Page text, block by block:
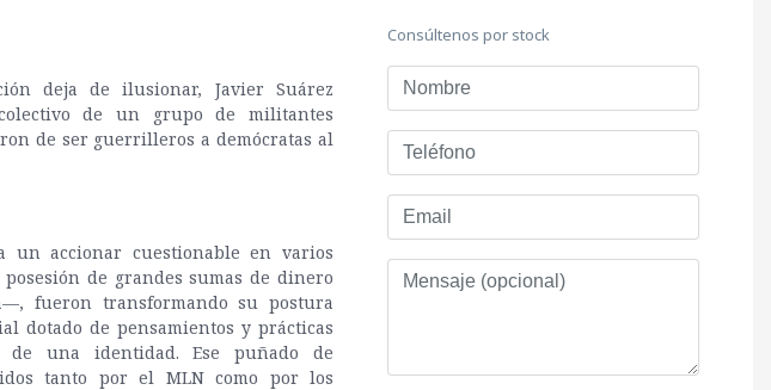
deja de ilusionar, Javier Suárez
de un grupo de militantes
de ser guerrilleros a demócratas al
un accionar cuestionable en varios
de grandes sumas de dinero
fueron transformando su postura
dotado de pensamientos y prácticas
una identidad. Ese puñado de
tanto por el MLN como por los
Consúltenos por stock
Nombre
Teléfono
Email
Mensaje